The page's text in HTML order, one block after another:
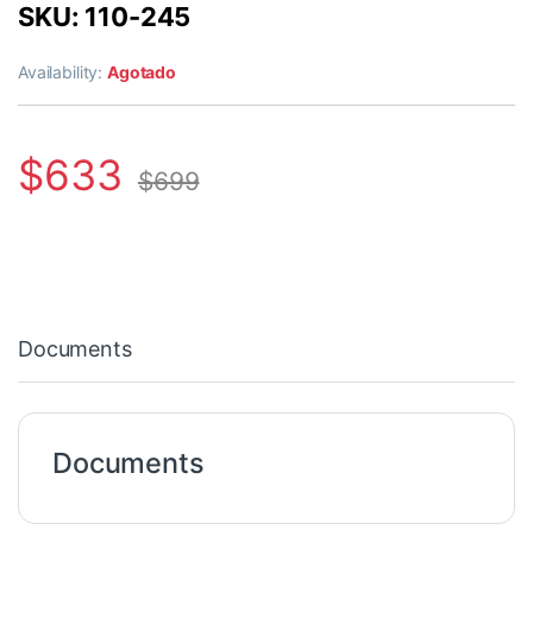
SKU: 110-245
Availability:Agotado
$633 $699
Documents
Documents